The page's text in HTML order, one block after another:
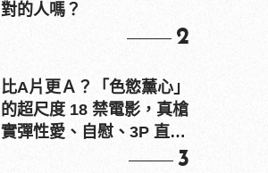
對的人嗎？
2
比A片更Ａ？「色慾薰心」
的超尺度 18 禁電影，真槍
實彈性愛、自慰、3P 直接
3